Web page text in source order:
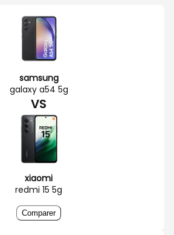
samsung
galaxy a54 5g
VS
xiaomi
redmi 15 5g
Comparer